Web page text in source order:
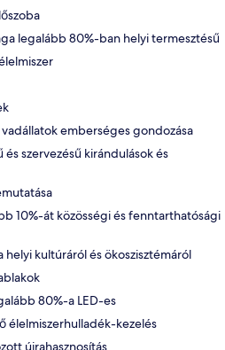
legalább 80%-ban helyi termesztésű
emberséges gondozása
szervezésű kirándulások és
10%-át közösségi és fenntarthatósági
helyi kultúráról és ökoszisztémáról
80%-a LED-es
élelmiszerhulladék-kezelés
újrahasznosítás